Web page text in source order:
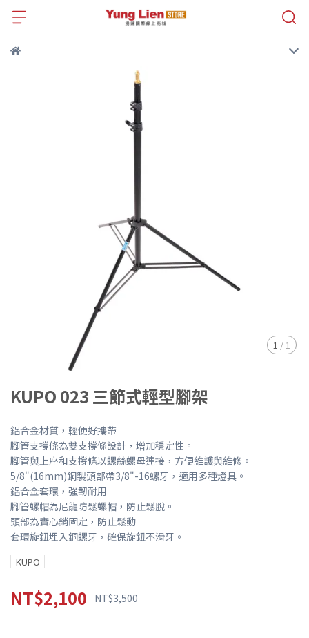
1 / 1
KUPO 023 三節式輕型腳架
鋁合金材質，輕便好攜帶
腳管支撐條為雙支撐條設計，增加穩定性。
腳管與上座和支撐條以螺絲螺母連接，方便維護與維修。
5/8"(16mm)銅製頭部帶3/8"-16螺牙，適用多種燈具。
鋁合金套環，強韌耐用
腳管螺帽為尼龍防鬆螺帽，防止鬆脫。
頭部為實心銷固定，防止鬆動
套環旋鈕埋入銅螺牙，確保旋鈕不滑牙。
KUPO
NT$2,100 NT$3,500